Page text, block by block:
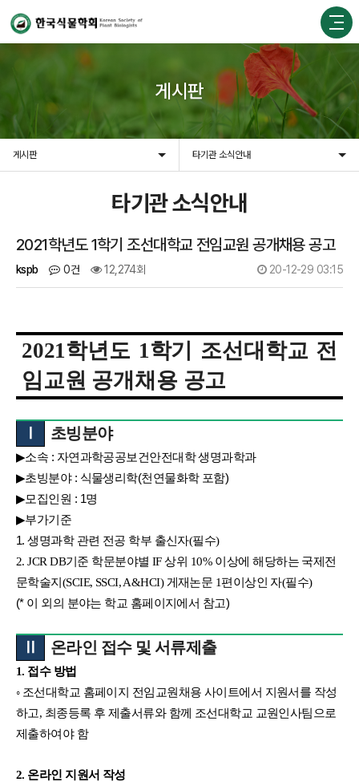
게시판
게시판 타기관 소식안내
타기관 소식안내
2021학년도 1학기 조선대학교 전임교원 공개채용 공고
kspb 0건 12,274회 20-12-29 03:15
2021학년도 1학기 조선대학교 전
임교원 공개채용 공고
초빙분야
▶소속 : 자연과학공공보건안전대학 생명과학과
▶초빙분야: 식물생리학(천연물화학 포함)
▶모집인원 : 1명
▶부가기준
1.생명과학 관련 전공 학부 출신자(필수)
2. JCR DB기준 학문분야별 IF상위 10% 이상에 해당하는 국제전
문학술지 (SCIE, SSCI, A&HCI) 게재논문 1편이상인 자(필수)
(* 이 외의 분야는 학교 홈페이지에서 참고)
온라인 접수 및 서류제출
1. 접수 방법
◦ 조선대학교 홈페이지 전임교원채용 사이트에서 지원서를 작성
하고, 최종등록 후 제출서류와 함께 조선대학교 교원인사팀으로
제출하여야 함
2. 온라인 지원서 작성